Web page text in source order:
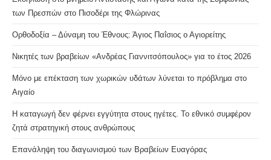
των Πρεσπών στο Πισοδέρι της Φλώρινας
Ορθοδοξία – Δύναμη του Έθνους: Άγιος Παΐσιος ο Αγιορείτης
Νικητές των βραβείων «Ανδρέας Γιαννιτσόπουλος» για το έτος 2026
Μόνο με επέκταση των χωρικών υδάτων λύνεται το πρόβλημα στο
Αιγαίο
Η καταγωγή δεν φέρνει εγγύτητα στους ηγέτες. Το εθνικό συμφέρον
ζητά στρατηγική στους ανθρώπους
Επανάληψη του διαγωνισμού των Βραβείων Ευαγόρας